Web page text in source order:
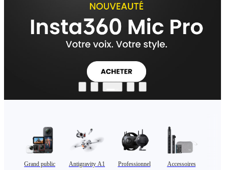
Grand public Antigravity A1 Professionnel Accessoires